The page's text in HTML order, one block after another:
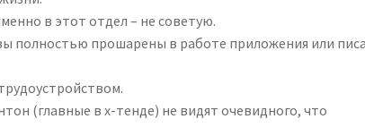
в этот отдел – не советую.
полностью прошарены в работе приложения или
(главные в х-тенде) не видят очевидного, что